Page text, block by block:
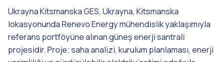
Ukrayna Kitsmanska GES, Ukrayna, Kitsmanska
lokasyonunda Renevo Energy mühendislik yaklaşımıyla
referans portföyüne alınan güneş enerji santrali
projesidir. Proje; saha analizi, kurulum planlaması, enerji